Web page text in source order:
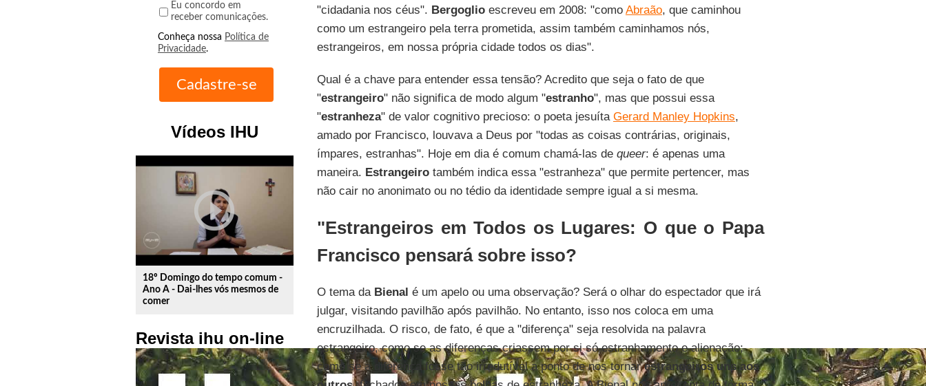
Eu concordo em
receber comunicações.
Conheça nossa Política de
Privacidade.
Vídeos IHU
play_circle_outline
18º Domingo do tempo comum -
Ano A - Dai-lhes vós mesmos de
comer
Revista ihu on-line
"cidadania nos céus". Bergoglioescreveu em 2008: "como Abraão, que caminhou
como um estrangeiro pela terra prometida, assim também caminhamos nós,
estrangeiros, em nossa própria cidade todos os dias".
Qual é a chave para entender essa tensão? Acredito que seja o fato de que
"estrangeiro" não significa de modo algum "estranho", mas que possui essa
"estranheza" de valor cognitivo precioso: o poeta jesuíta Gerard Manley Hopkins,
amado por Francisco, louvava a Deus por "todas as coisas contrárias, originais,
ímpares, estranhas". Hoje em dia é comum chamá-las de queer: é apenas uma
maneira. Estrangeirotambém indica essa "estranheza" que permite pertencer, mas
não cair no anonimato ou no tédio da identidade sempre igual a si mesma.
"Estrangeiros em Todos os Lugares: O que o Papa
Francisco pensará sobre isso?
O tema da Bienal é um apelo ou uma observação? Será o olhar do espectador que irá
julgar, visitando pavilhão após pavilhão. No entanto, isso nos coloca em uma
encruzilhada. O risco, de fato, é que a "diferença" seja resolvida na palavra
estrangeiro, como se as diferenças criassem por si só estranhamento e alienação;
como se a diferença fosse tão irredutível a ponto de nos tornarestrangeiros uns aos